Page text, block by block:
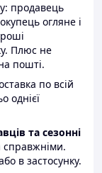
продавець
огляне і
Плюс не
пошті.
по всій
однієї
та сезонні
в застосунку.